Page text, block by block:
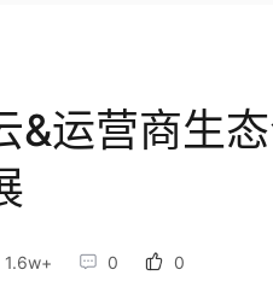
&运营商生态
1.6w+ 0 0